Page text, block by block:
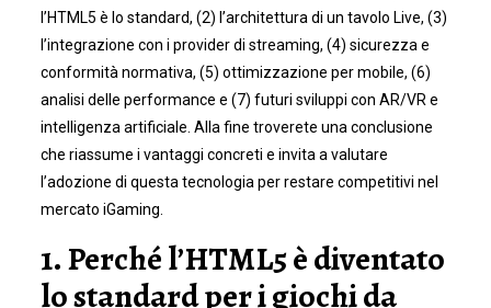
l’HTML5 è lo standard, (2) l’architettura di un tavolo Live, (3)
l’integrazione con i provider di streaming, (4) sicurezza e
conformità normativa, (5) ottimizzazione per mobile, (6)
analisi delle performance e (7) futuri sviluppi con AR/VR e
intelligenza artificiale. Alla fine troverete una conclusione
che riassume i vantaggi concreti e invita a valutare
l’adozione di questa tecnologia per restare competitivi nel
mercato iGaming.
1. Perché l’HTML5 è diventato
lo standard per i giochi da